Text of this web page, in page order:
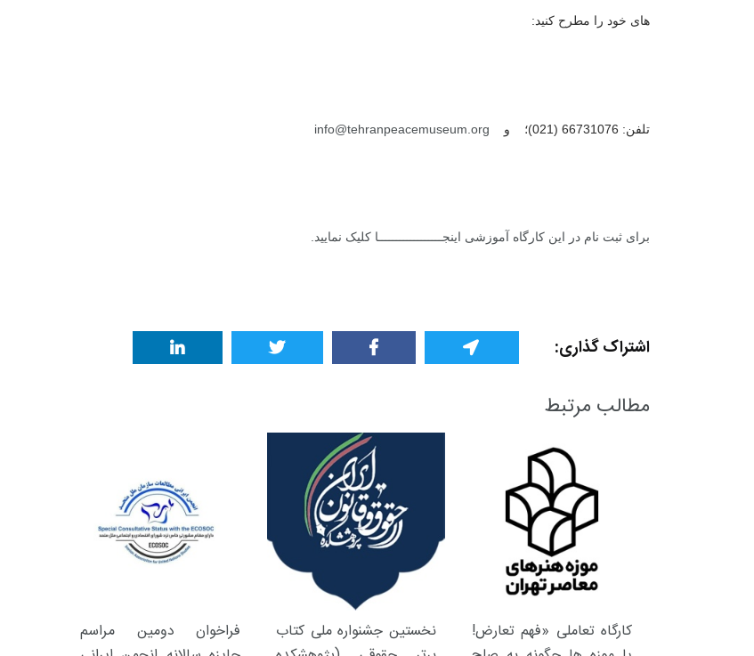
های خود را مطرح کنید:
تلفن: 66731076 (021)؛ و info@tehranpeacemuseum.org
برای ثبت نام در این کارگاه آموزشی اینجــــــــــــــــــا کلیک نمایید.
اشتراک گذاری:
مطالب مرتبط
کارگاه تعاملی «فهم تعارض!
نخستین جشنواره ملی کتاب
فراخوان دومین مراسم